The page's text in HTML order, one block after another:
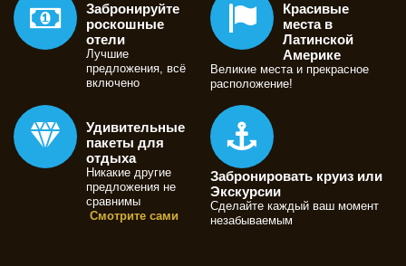
Забронируйте
роскошные
отели
Лучшие
предложения, всё
включено
Красивые
места в
Латинской
Америке
Великие места и прекрасное
расположение!
Удивительные
пакеты для
отдыха
Никакие другие
предложения не
сравнимы
Смотрите сами
Забронировать круиз или
Экскурсии
Сделайте каждый ваш момент
незабываемым